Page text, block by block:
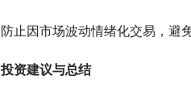
防止因市场波动情绪化交易，避
投资建议与总结